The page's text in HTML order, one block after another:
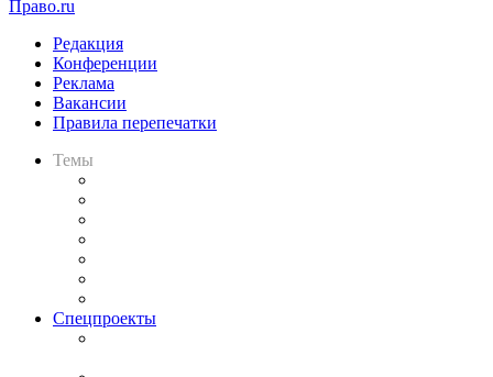
Право.ru
Редакция
Конференции
Реклама
Вакансии
Правила перепечатки
Темы
Спецпроекты